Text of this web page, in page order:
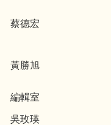
蔡德宏
黃勝旭
編輯室
吳玫瑛